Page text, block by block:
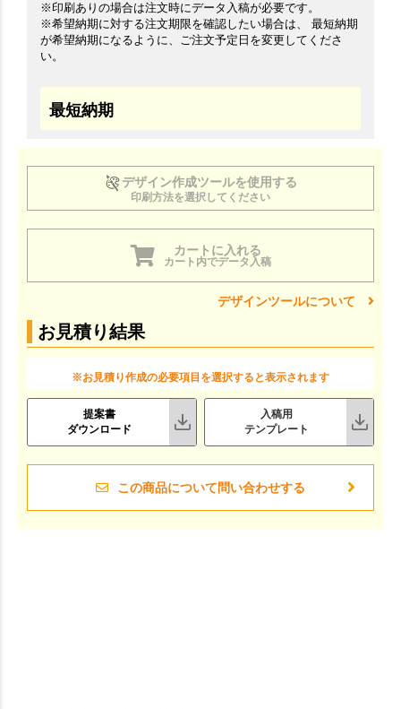
※印刷ありの場合は注文時にデータ入稿が必要です。
※希望納期に対する注文期限を確認したい場合は、 最短納期
が希望納期になるように、ご注文予定日を変更してくださ
い。
最短納期
デザイン作成ツールを使用する
印刷方法を選択してください
カートに入れる
カート内でデータ入稿
デザインツールについて
お見積り結果
※お見積り作成の必要項目を選択すると表示されます
提案書
ダウンロード
入稿用
テンプレート
この商品について問い合わせする